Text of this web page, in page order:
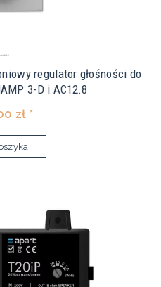
regulator głośności do
3-D i AC12.8
zł *